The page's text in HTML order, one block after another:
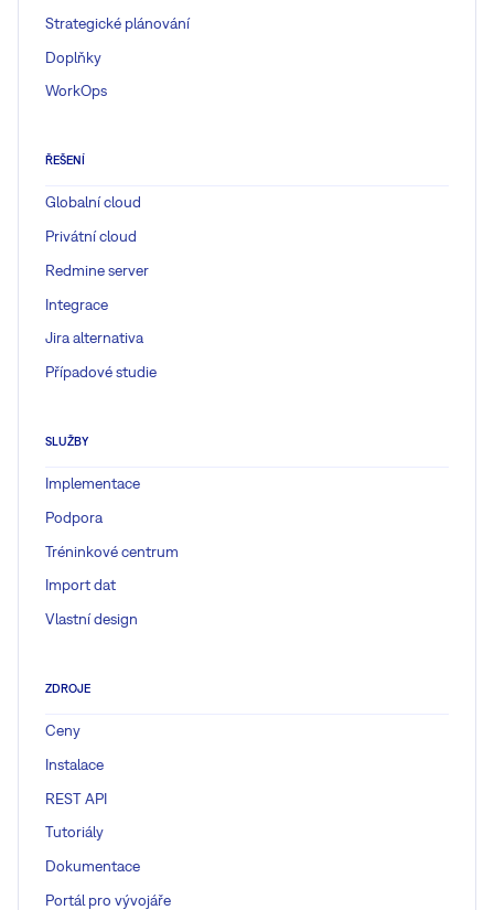
Strategické plánování
Doplňky
WorkOps
ŘEŠENÍ
Globalní cloud
Privátní cloud
Redmine server
Integrace
Jira alternativa
Případové studie
SLUŽBY
Implementace
Podpora
Tréninkové centrum
Import dat
Vlastní design
ZDROJE
Ceny
Instalace
REST API
Tutoriály
Dokumentace
Portál pro vývojáře